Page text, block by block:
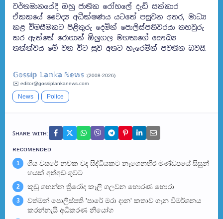
වර්තමානයේදී ඔහු ජාතික රෝහලේ දැඩි සත්කාර
ඒකකයේ වෛද්‍ය අධීක්ෂණය යටතේ පසුවන අතර, මාධ්‍ය
කළ විමසීමකට පිළිතුරු දෙමින් පොලිස්පතිවරයා තහවුරු
කර ඇත්තේ රොහාන් ඕලුගල මහතාගේ සෞඛ්‍ය
තත්ත්වය මේ වන විට සුව අතට හැරෙමින් පවතින බවයි.
𝔾𝕠𝕤𝕤𝕚𝕡 𝕃𝕒𝕟𝕜𝕒 ℕ𝕖𝕨𝕤 :(2008-2026)
✉️ editor@gossiplankanews.com
News Police
ꜱʜᴀʀᴇ ᴡɪᴛʜ:
ʀᴇᴄᴏᴍᴇɴᴅᴇᴅ
1
ගිය වසරේ නවක වද සිද්ධියකට නැගෙනහිර මණ්ඩපයේ සිසුන්
හයක් අත්අඩංගුවට
2 කුඩු ගහන්න ත්‍රීරෝද කෑලි ගලවන හොරණ හොරා
3
වත්මන් පොලිස්පති 'පාරේ මරා දාන' කතාව ගැන විමර්ශනය
කරන්නැයි අධිකරණ නියෝග